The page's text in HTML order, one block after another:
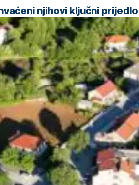
njihovi ključni